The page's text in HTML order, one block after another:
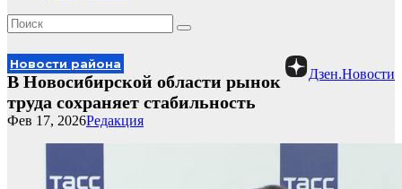
Дзен.Новости
Новости района
В Новосибирской области рынок
труда сохраняет стабильность
Редакция
Фев 17, 2026